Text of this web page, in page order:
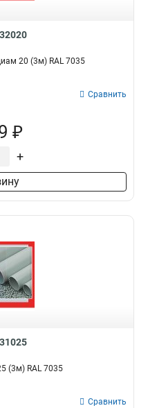
20 (3м) RAL 7035
Сравнить
₽
+
(3м) RAL 7035
Сравнить